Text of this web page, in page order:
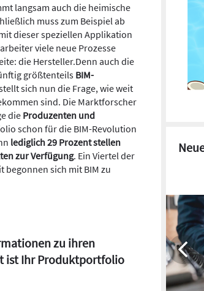
langsam auch die heimische
muss zum Beispiel ab
dieser speziellen Applikation
viele neue Prozesse
die Hersteller.Denn auch die
größtenteils BIM-
sich nun die Frage, wie weit
sind. Die Marktforscher
dieProduzenten und
schon für die BIM-Revolution
lediglich 29 Prozent stellen
zur Verfügung. Ein Viertel der
sich mit BIM zu
zu ihren
ist Ihr Produktportfolio